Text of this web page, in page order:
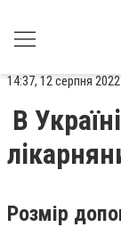
14:37, 12 серпня
В
Розмір